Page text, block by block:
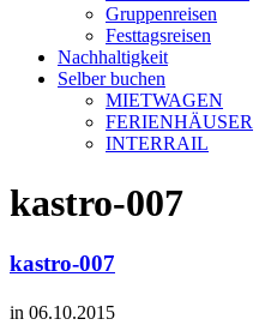
Gruppenreisen
Festtagsreisen
Nachhaltigkeit
Selber buchen
MIETWAGEN
FERIENHÄUSER
INTERRAIL
kastro-007
kastro-007
in 06.10.2015